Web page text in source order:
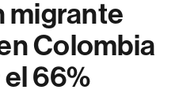
migrante
Colombia
66%